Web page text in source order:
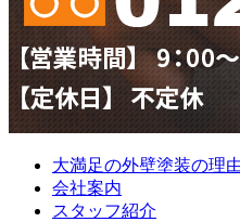
大満足の外壁塗装の理
会社案内
スタッフ紹介